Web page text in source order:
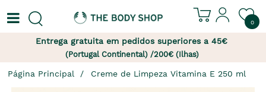
0
Entrega gratuita em pedidos superiores a 45€
(Portugal Continental) /200€ (Ilhas)
Página Principal Creme de Limpeza Vitamina E 250 ml